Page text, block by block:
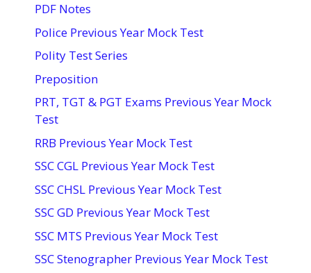
PDF Notes
Police Previous Year Mock Test
Polity Test Series
Preposition
PRT, TGT & PGT Exams Previous Year Mock
Test
RRB Previous Year Mock Test
SSC CGL Previous Year Mock Test
SSC CHSL Previous Year Mock Test
SSC GD Previous Year Mock Test
SSC MTS Previous Year Mock Test
SSC Stenographer Previous Year Mock Test